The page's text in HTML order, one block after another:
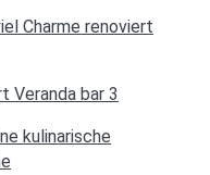
Charme renoviert
kulinarische